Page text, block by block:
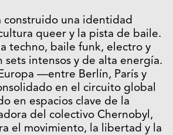
construido una identidad
queer y la pista de baile.
techno, baile funk, electro y
sets intensos y de alta energía.
—entre Berlín, París y
en el circuito global
en espacios clave de la
del colectivo Chernobyl,
el movimiento, la libertad y la